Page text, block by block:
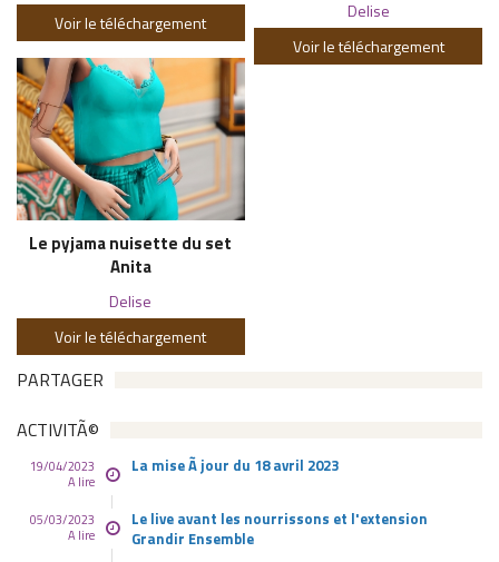
Voir le téléchargement
Delise
Voir le téléchargement
Le pyjama nuisette du set
Anita
Delise
Voir le téléchargement
PARTAGER
ACTIVITÃ©
19/04/2023
A lire
La mise Ã jour du 18 avril 2023
05/03/2023
A lire
Le live avant les nourrissons et l'extension
Grandir Ensemble